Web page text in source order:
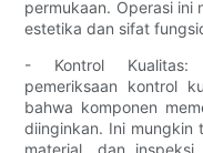
permukaan. Operasi ini
estetika dan sifat
- Kontrol Kualitas:
pemeriksaan kontrol
bahwa komponen
diinginkan. Ini mungkin